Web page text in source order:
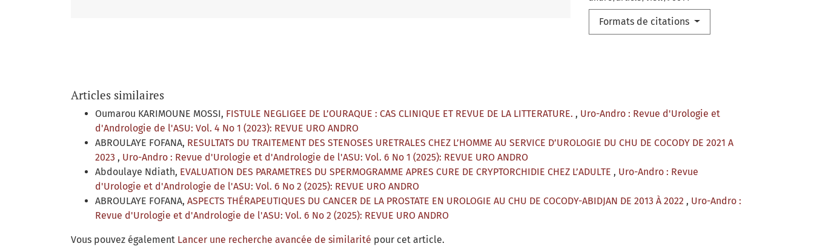
Formats de citations
Articles similaires
Oumarou KARIMOUNE MOSSI, FISTULE NEGLIGEE DE L’OURAQUE : CAS CLINIQUE ET REVUE DE LA LITTERATURE. , Uro-Andro : Revue d'Urologie et
d'Andrologie de l'ASU: Vol. 4 No 1 (2023): REVUE URO ANDRO
ABROULAYE FOFANA, RESULTATS DU TRAITEMENT DES STENOSES URETRALES CHEZ L’HOMME AU SERVICE D’UROLOGIE DU CHU DE COCODY DE 2021 A
2023 , Uro-Andro : Revue d'Urologie et d'Andrologie de l'ASU: Vol. 6 No 1 (2025): REVUE URO ANDRO
Abdoulaye Ndiath, EVALUATION DES PARAMETRES DU SPERMOGRAMME APRES CURE DE CRYPTORCHIDIE CHEZ L’ADULTE , Uro-Andro : Revue
d'Urologie et d'Andrologie de l'ASU: Vol. 6 No 2 (2025): REVUE URO ANDRO
ABROULAYE FOFANA, ASPECTS THÉRAPEUTIQUES DU CANCER DE LA PROSTATE EN UROLOGIE AU CHU DE COCODY-ABIDJAN DE 2013 À 2022 , Uro-Andro :
Revue d'Urologie et d'Andrologie de l'ASU: Vol. 6 No 2 (2025): REVUE URO ANDRO
Vous pouvez également Lancer une recherche avancée de similarité pour cet article.